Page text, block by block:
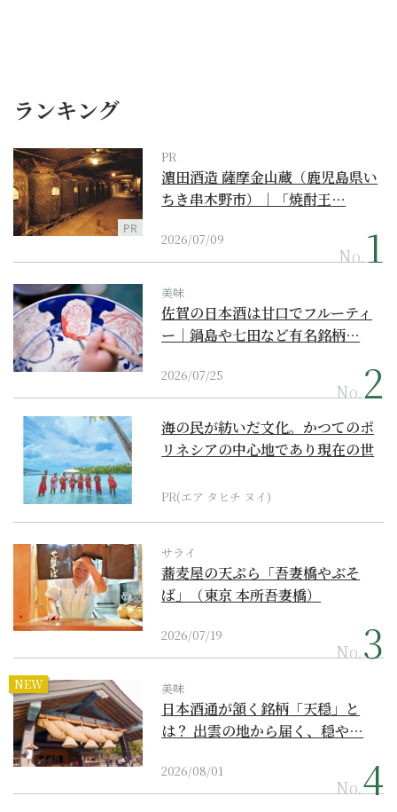
ランキング
PR
PR
濵田酒造 薩摩金山蔵（鹿児島県い
ちき串木野市）｜「焼酎王…
2026/07/09
No.
美味
佐賀の日本酒は甘口でフルーティ
ー｜鍋島や七田など有名銘柄…
2026/07/25
No.
海の民が紡いだ文化。かつてのポ
リネシアの中心地であり現在の世
PR(エア タヒチ ヌイ)
サライ
蕎麦屋の天ぷら「吾妻橋やぶそ
ば」（東京 本所吾妻橋）
2026/07/19
No.
NEW 美味
日本酒通が頷く銘柄「天穏」と
は？ 出雲の地から届く、穏や…
2026/08/01
No.